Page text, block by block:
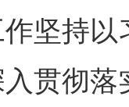
持以
贯彻